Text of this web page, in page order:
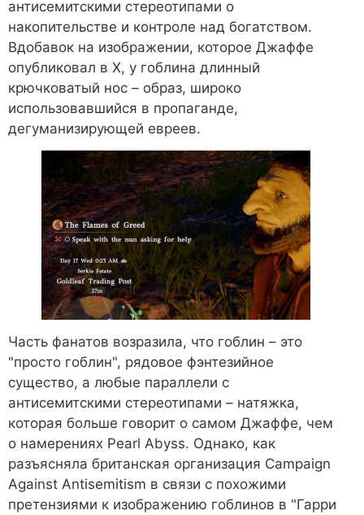
антисемитскими стереотипами о
накопительстве и контроле над богатством.
Вдобавок на изображении, которое Джаффе
опубликовал в X, у гоблина длинный
крючковатый нос – образ, широко
использовавшийся в пропаганде,
дегуманизирующей евреев.
Часть фанатов возразила, что гоблин – это
"просто гоблин", рядовое фэнтезийное
существо, а любые параллели с
антисемитскими стереотипами – натяжка,
которая больше говорит о самом Джаффе, чем
о намерениях Pearl Abyss. Однако, как
разъясняла британская организация Campaign
Against Antisemitism в связи с похожими
претензиями к изображению гоблинов в "Гарри